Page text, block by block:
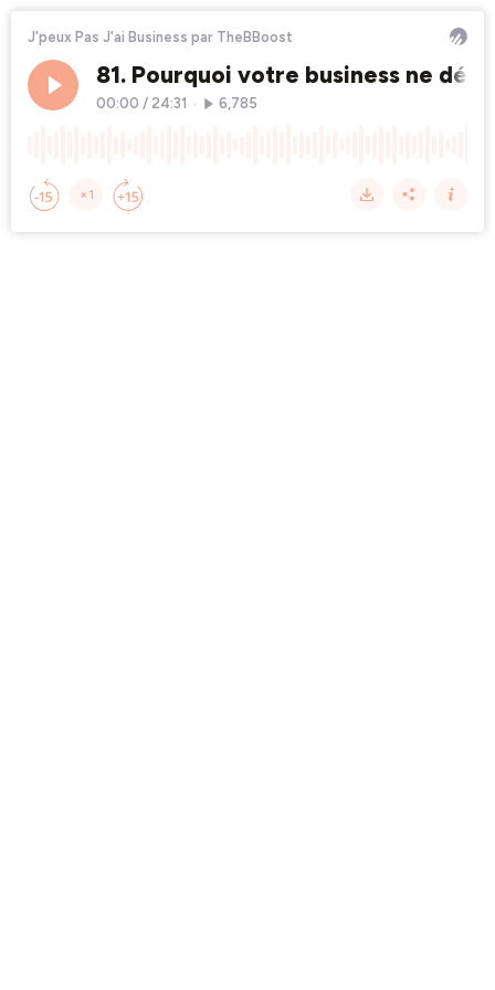
J'peux Pas J'ai Business par TheBBoost
81. Pourquoi votre business ne
00:00 / 24:31 6,785
×1